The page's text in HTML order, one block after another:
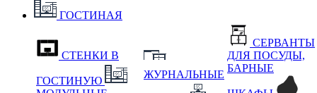
ГОСТИНАЯ
СТЕНКИ В
ГОСТИНУЮ
ЖУРНАЛЬНЫЕ
СЕРВАНТЫ
ДЛЯ ПОСУДЫ,
БАРНЫЕ